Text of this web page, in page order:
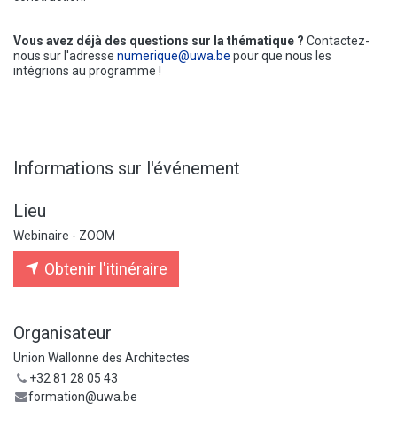
Vous avez déjà des questions sur la thématique ? Contactez-
nous sur l'adresse numerique@uwa.be pour que nous les
intégrions au programme !
Informations sur l'événement
Lieu
Webinaire - ZOOM
Obtenir l'itinéraire
Organisateur
Union Wallonne des Architectes
+32 81 28 05 43
formation@uwa.be